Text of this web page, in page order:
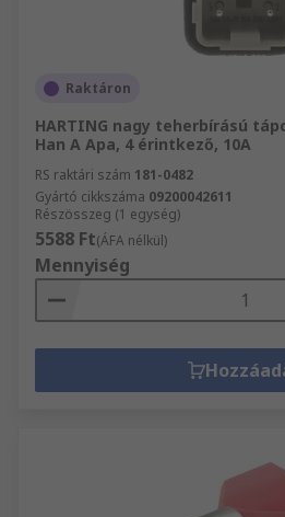
Raktáron
HARTING nagy teherbírású
Han A Apa, 4 érintkező, 10A
RS raktári szám 181-0482
Gyártó cikkszáma 09200042611
Részösszeg (1 egység)
5588 Ft(ÁFA nélkül)
Mennyiség